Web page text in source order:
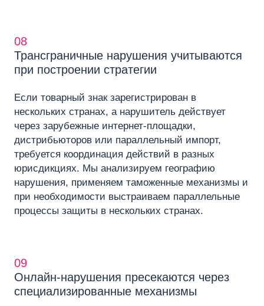
08
Трансграничные нарушения учитываются
при построении стратегии
Если товарный знак зарегистрирован в
нескольких странах, а нарушитель действует
через зарубежные интернет-площадки,
дистрибьюторов или параллельный импорт,
требуется координация действий в разных
юрисдикциях. Мы анализируем географию
нарушения, применяем таможенные механизмы и
при необходимости выстраиваем параллельные
процессы защиты в нескольких странах.
09
Онлайн-нарушения пресекаются через
специализированные механизмы